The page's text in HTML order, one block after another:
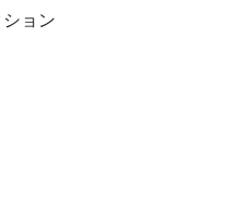
ョン